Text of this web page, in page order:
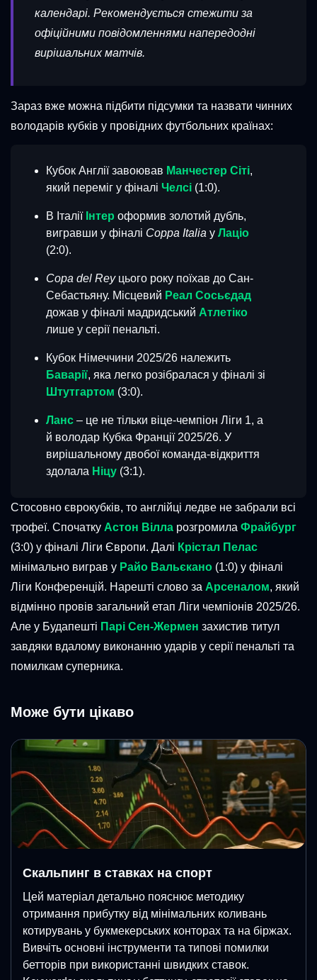
календарі. Рекомендується стежити за
офіційними повідомленнями напередодні
вирішальних матчів.
Зараз вже можна підбити підсумки та назвати чинних
володарів кубків у провідних футбольних країнах:
Кубок Англії завоював Манчестер Сіті,
який переміг у фіналі Челсі (1:0).
В Італії Інтер оформив золотий дубль,
вигравши у фіналі Coppa Italia у Лаціо
(2:0).
Copa del Reyцього року поїхав до Сан-
Себастьяну. Місцевий Реал Сосьєдад
дожав у фіналі мадридський Атлетіко
лише у серії пенальті.
Кубок Німеччини 2025/26 належить
Баварії, яка легко розібралася у фіналі зі
Штутгартом (3:0).
Ланс – це не тільки віце-чемпіон Ліги 1, а
й володар Кубка Франції 2025/26. У
вирішальному двобої команда-відкриття
здолала Ніцу (3:1).
Стосовно єврокубків, то англійці ледве не забрали всі
трофеї. Спочатку Астон Вілла розгромила Фрайбург
(3:0) у фіналі Ліги Європи. Далі Крістал Пелас
мінімально виграв у Райо Вальєкано (1:0) у фіналі
Ліги Конференцій. Нарешті слово за Арсеналом, який
відмінно провів загальний етап Ліги чемпіонів 2025/26.
Але у Будапешті Парі Сен-Жермен захистив титул
завдяки вдалому виконанню ударів у серії пенальті та
помилкам суперника.
Може бути цікаво
Скальпинг в ставках на спорт
Цей матеріал детально пояснює методику
отримання прибутку від мінімальних коливань
котирувань у букмекерських конторах та на біржах.
Вивчіть основні інструменти та типові помилки
бетторів при використанні швидких ставок.